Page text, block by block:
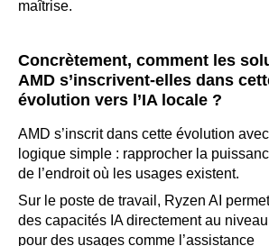
maîtrise.
Concrètement, comment les
AMD s’inscrivent-elles dans
évolution vers l’IA locale ?
AMD s’inscrit dans cette évolution
logique simple : rapprocher la
de l’endroit où les usages existent.
Sur le poste de travail, Ryzen AI
des capacités IA directement au
pour des usages comme l’assistance